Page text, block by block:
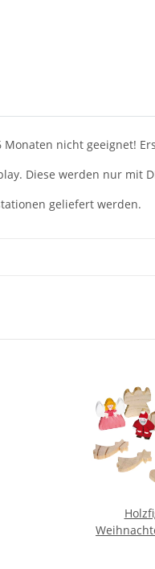
Monaten nicht geeignet!
Diese werden nur mit
geliefert werden.